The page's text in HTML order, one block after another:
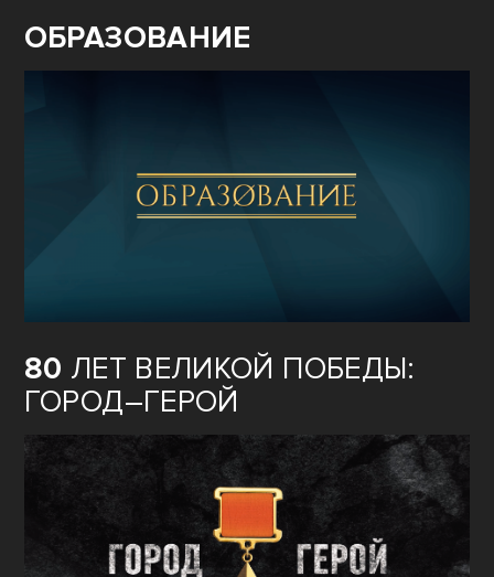
ОБРАЗОВАНИЕ
80 ЛЕТ ВЕЛИКОЙ ПОБЕДЫ:
ГОРОД–ГЕРОЙ